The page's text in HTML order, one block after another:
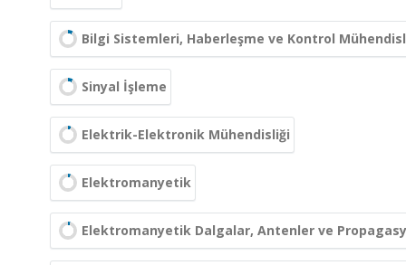
Bilgi Sistemleri, Haberleşme ve Kontrol
Sinyal İşleme
Elektrik-Elektronik Mühendisliği
Elektromanyetik
Elektromanyetik Dalgalar, Antenler ve